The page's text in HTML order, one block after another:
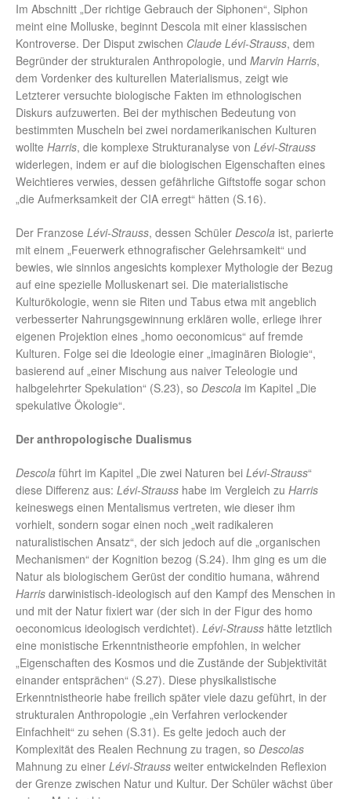
Im Abschnitt „Der richtige Gebrauch der Siphonen“, Siphon
meint eine Molluske, beginnt Descola mit einer klassischen
Kontroverse. Der Disput zwischen Claude Lévi-Strauss, dem
Begründer der strukturalen Anthropologie, und Marvin Harris,
dem Vordenker des kulturellen Materialismus, zeigt wie
Letzterer versuchte biologische Fakten im ethnologischen
Diskurs aufzuwerten. Bei der mythischen Bedeutung von
bestimmten Muscheln bei zwei nordamerikanischen Kulturen
wollte Harris, die komplexe Strukturanalyse von Lévi-Strauss
widerlegen, indem er auf die biologischen Eigenschaften eines
Weichtieres verwies, dessen gefährliche Giftstoffe sogar schon
„die Aufmerksamkeit der CIA erregt“ hätten (S.16).
Der Franzose Lévi-Strauss, dessen Schüler Descola ist, parierte
mit einem „Feuerwerk ethnografischer Gelehrsamkeit“ und
bewies, wie sinnlos angesichts komplexer Mythologie der Bezug
auf eine spezielle Molluskenart sei. Die materialistische
Kulturökologie, wenn sie Riten und Tabus etwa mit angeblich
verbesserter Nahrungsgewinnung erklären wolle, erliege ihrer
eigenen Projektion eines „homo oeconomicus“ auf fremde
Kulturen. Folge sei die Ideologie einer „imaginären Biologie“,
basierend auf „einer Mischung aus naiver Teleologie und
halbgelehrter Spekulation“ (S.23), so Descola im Kapitel „Die
spekulative Ökologie“.
Der anthropologische Dualismus
Descola führt im Kapitel „Die zwei Naturen bei Lévi-Strauss“
diese Differenz aus: Lévi-Strauss habe im Vergleich zu Harris
keineswegs einen Mentalismus vertreten, wie dieser ihm
vorhielt, sondern sogar einen noch „weit radikaleren
naturalistischen Ansatz“, der sich jedoch auf die „organischen
Mechanismen“ der Kognition bezog (S.24). Ihm ging es um die
Natur als biologischem Gerüst der conditio humana, während
Harris darwinistisch-ideologisch auf den Kampf des Menschen in
und mit der Natur fixiert war (der sich in der Figur des homo
oeconomicus ideologisch verdichtet). Lévi-Strauss hätte letztlich
eine monistische Erkenntnistheorie empfohlen, in welcher
„Eigenschaften des Kosmos und die Zustände der Subjektivität
einander entsprächen“ (S.27). Diese physikalistische
Erkenntnistheorie habe freilich später viele dazu geführt, in der
strukturalen Anthropologie „ein Verfahren verlockender
Einfachheit“ zu sehen (S.31). Es gelte jedoch auch der
Komplexität des Realen Rechnung zu tragen, so Descolas
Mahnung zu einer Lévi-Strauss weiter entwickelnden Reflexion
der Grenze zwischen Natur und Kultur. Der Schüler wächst über